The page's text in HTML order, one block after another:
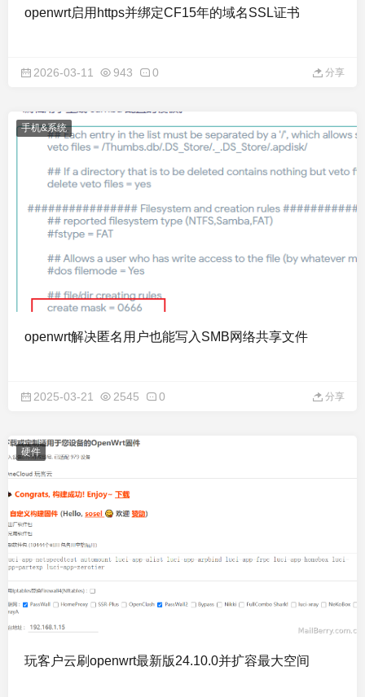
openwrt启用https并绑定CF15年的域名SSL证书
2026-03-11 943 0 分享
手机&系统
openwrt解决匿名用户也能写入SMB网络共享文件
2025-03-21 2545 0 分享
硬件
玩客户云刷openwrt最新版24.10.0并扩容最大空间